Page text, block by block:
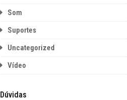
Som
Suportes
Uncategorized
Vídeo
Dúvidas